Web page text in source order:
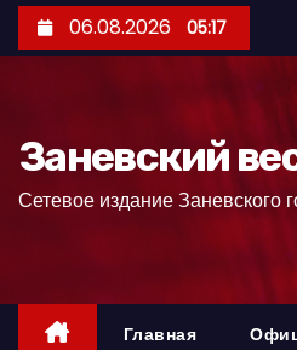
е
06.08.2026 05:17
Заневский
Сетевое издание Заневского
Главная